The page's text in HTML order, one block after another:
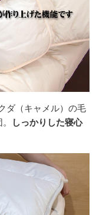
ダ（キャメル）の毛
しっかりした寝心